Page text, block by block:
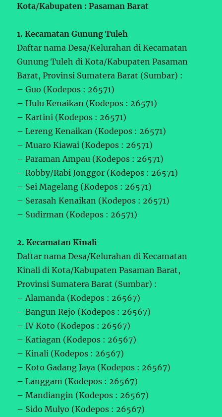
Kota/Kabupaten : Pasaman Barat
1. Kecamatan Gunung Tuleh
Daftar nama Desa/Kelurahan di Kecamatan
Gunung Tuleh di Kota/Kabupaten Pasaman
Barat, Provinsi Sumatera Barat (Sumbar) :
– Guo (Kodepos : 26571)
– Hulu Kenaikan (Kodepos : 26571)
– Kartini (Kodepos : 26571)
– Lereng Kenaikan (Kodepos : 26571)
– Muaro Kiawai (Kodepos : 26571)
– Paraman Ampau (Kodepos : 26571)
– Robby/Rabi Jonggor (Kodepos : 26571)
– Sei Magelang (Kodepos : 26571)
– Serasah Kenaikan (Kodepos : 26571)
– Sudirman (Kodepos : 26571)
2. Kecamatan Kinali
Daftar nama Desa/Kelurahan di Kecamatan
Kinali di Kota/Kabupaten Pasaman Barat,
Provinsi Sumatera Barat (Sumbar) :
– Alamanda (Kodepos : 26567)
– Bangun Rejo (Kodepos : 26567)
– IV Koto (Kodepos : 26567)
– Katiagan (Kodepos : 26567)
– Kinali (Kodepos : 26567)
– Koto Gadang Jaya (Kodepos : 26567)
– Langgam (Kodepos : 26567)
– Mandiangin (Kodepos : 26567)
– Sido Mulyo (Kodepos : 26567)